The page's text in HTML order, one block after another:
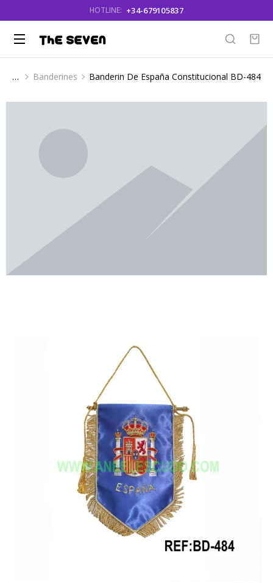
HOTLINE: +34-679105837
You are here:
Banderines Banderin De España Constitucional BD-484